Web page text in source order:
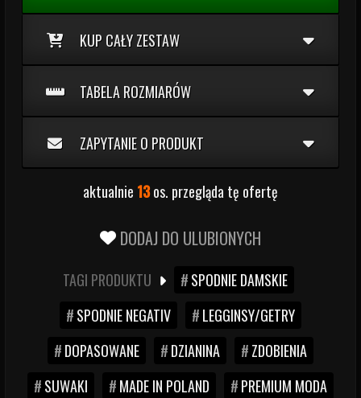
KUP CAŁY ZESTAW
TABELA ROZMIARÓW
ZAPYTANIE O PRODUKT
aktualnie 13os. przegląda tę ofertę
DODAJ DO ULUBIONYCH
TAGI PRODUKTU
SPODNIE DAMSKIE
SPODNIE NEGATIV
LEGGINSY/GETRY
DOPASOWANE
DZIANINA
ZDOBIENIA
SUWAKI
MADE IN POLAND
PREMIUM MODA